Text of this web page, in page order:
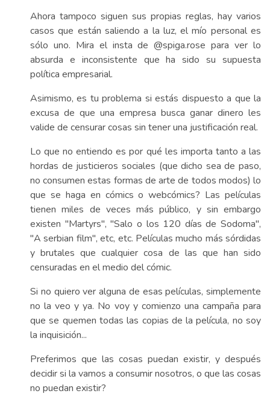
Ahora tampoco siguen sus propias reglas, hay varios
casos que están saliendo a la luz, el mío personal es
sólo uno. Mira el insta de @spiga.rose para ver lo
absurda e inconsistente que ha sido su supuesta
política empresarial.
Asimismo, es tu problema si estás dispuesto a que la
excusa de que una empresa busca ganar dinero les
valide de censurar cosas sin tener una justificación real.
Lo que no entiendo es por qué les importa tanto a las
hordas de justicieros sociales (que dicho sea de paso,
no consumen estas formas de arte de todos modos) lo
que se haga en cómics o webcómics? Las películas
tienen miles de veces más público, y sin embargo
existen "Martyrs", "Salo o los 120 días de Sodoma",
"A serbian film", etc, etc. Películas mucho más sórdidas
y brutales que cualquier cosa de las que han sido
censuradas en el medio del cómic.
Si no quiero ver alguna de esas películas, simplemente
no la veo y ya. No voy y comienzo una campaña para
que se quemen todas las copias de la película, no soy
la inquisición...
Preferimos que las cosas puedan existir, y después
decidir si la vamos a consumir nosotros, o que las cosas
no puedan existir?